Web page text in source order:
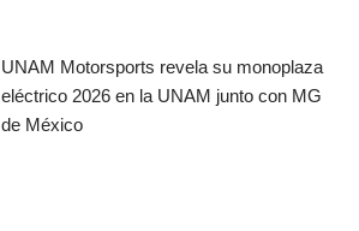
UNAM Motorsports revela su monoplaza
eléctrico 2026 en la UNAM junto con MG
de México